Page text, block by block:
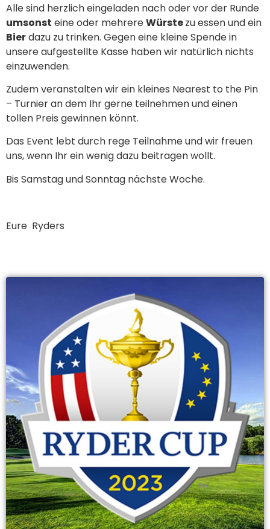
Alle sind herzlich eingeladen nach oder vor der Runde
umsonst eine oder mehrereWürstezu essen und ein
Bierdazu zu trinken. Gegen eine kleine Spende in
unsere aufgestellte Kasse haben wir natürlich nichts
einzuwenden.
Zudem veranstalten wir ein kleines Nearest to the Pin
– Turnier an dem Ihr gerne teilnehmen und einen
tollen Preis gewinnen könnt.
Das Event lebt durch rege Teilnahme und wir freuen
uns, wenn Ihr ein wenig dazu beitragen wollt.
Bis Samstag und Sonntag nächste Woche.
Eure Ryders